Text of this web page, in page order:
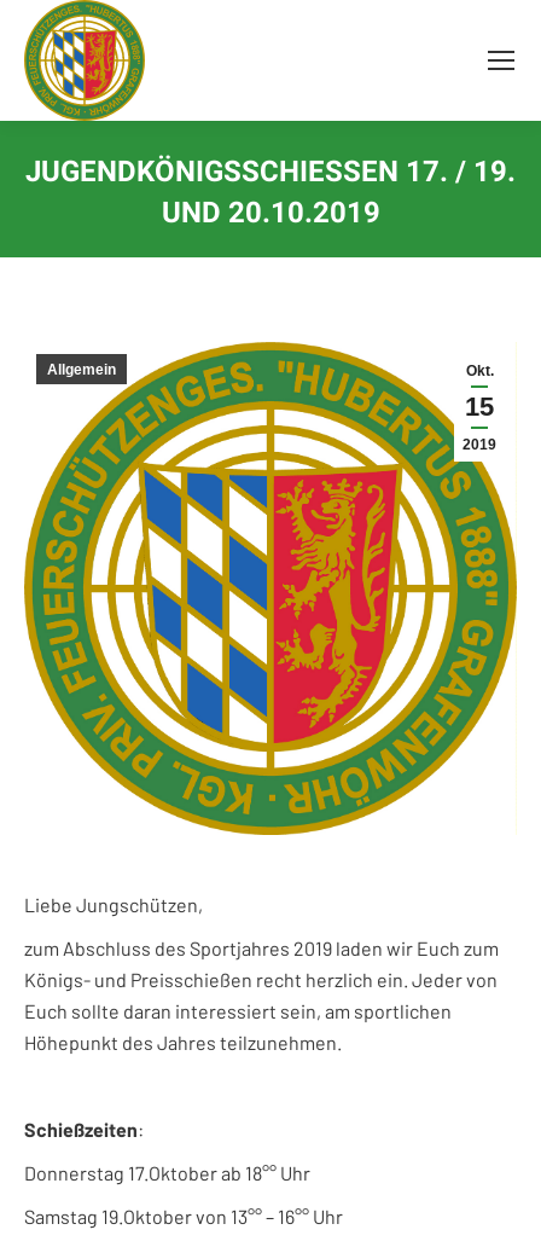
springen
JUGENDKÖNIGSSCHIESSEN 17. / 19. U
ND 20.10.2019
Okt.
15
2019
Allgemein
Liebe Jungschützen,
zum Abschluss des Sportjahres 2019 laden wir Euch zum
Königs- und Preisschießen recht herzlich ein. Jeder von
Euch sollte daran interessiert sein, am sportlichen
Höhepunkt des Jahres teilzunehmen.
Schießzeiten:
Donnerstag 17.Oktober ab 18°° Uhr
Samstag 19.Oktober von 13°° – 16°° Uhr